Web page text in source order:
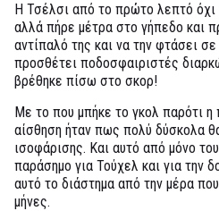
Η Τσέλσι από το πρώτο λεπτό όχι
αλλά πήρε μέτρα στο γήπεδο και
αντίπαλό της και να την φτάσει
προσθέτει ποδοσφαιριστές
βρέθηκε πίσω στο σκορ!
Με το που μπήκε το γκολ παρότι η
αίσθηση ήταν πως πολύ δύσκολα
ισοφάρισης. Και αυτό από μόνο
παράσημο για Τούχελ και για την
αυτό το διάστημα από την μέρα
μήνες.